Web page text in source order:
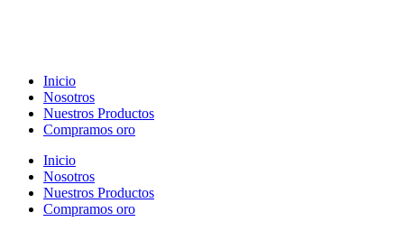
Inicio
Nosotros
Nuestros Productos
Compramos oro
Inicio
Nosotros
Nuestros Productos
Compramos oro